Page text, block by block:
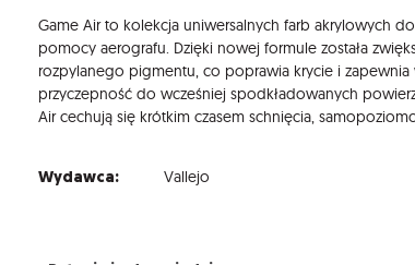
Game Air to kolekcja uniwersalnych farb akrylowych
pomocy aerografu. Dzięki nowej formule została
rozpylanego pigmentu, co poprawia krycie i zapewnia
przyczepność do wcześniej spodkładowanych
Wydawca: Vallejo